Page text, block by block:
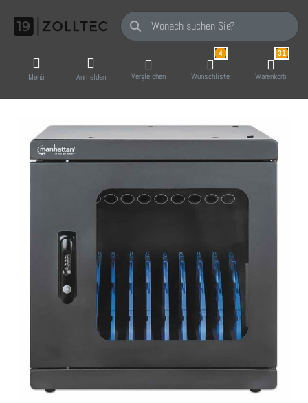
Geben Sie einen Suchbegriff ein. Während
Menü Anmelden Vergleichen
4
Wunschliste
31
Warenkorb